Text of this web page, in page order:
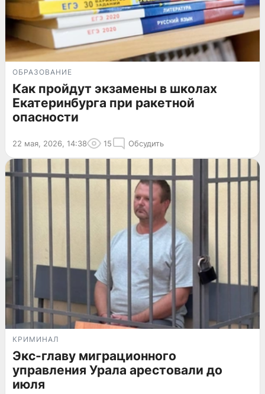
ОБРАЗОВАНИЕ
Как пройдут экзамены в школах
Екатеринбурга при ракетной
опасности
22 мая, 2026, 14:38 15 Обсудить
КРИМИНАЛ
Экс-главу миграционного
управления Урала арестовали до
июля